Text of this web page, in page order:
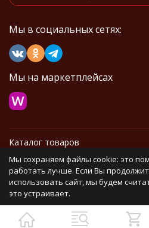
Мы в социальных сетях:
Мы на маркетплейсах
Каталог товаров
Информация
Политика персональных данных
Мы сохраняем файлы cookie: это
работать лучше. Если Вы
использовать сайт, мы будем
это устраивает.